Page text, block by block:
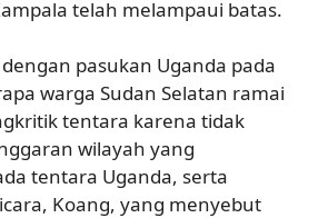
telah melampaui batas.
pasukan Uganda pada
warga Sudan Selatan ramai
tentara karena tidak
wilayah yang
tentara Uganda, serta
Koang, yang menyebut